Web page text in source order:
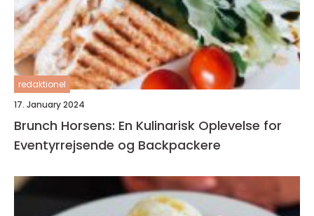
redaktionel
17. January 2024
Brunch Horsens: En Kulinarisk Oplevelse for
Eventyrrejsende og Backpackere